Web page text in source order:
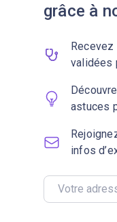
grâce à
Recevez
validées
astuces
infos